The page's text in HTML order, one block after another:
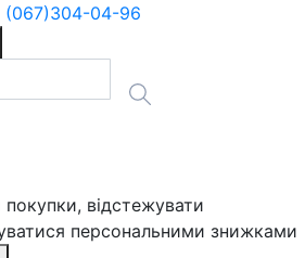
(067)304-04-96
відстежувати
персональними знижками